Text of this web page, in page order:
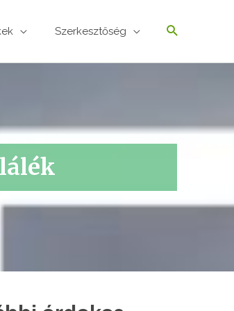
Szerkesztőség